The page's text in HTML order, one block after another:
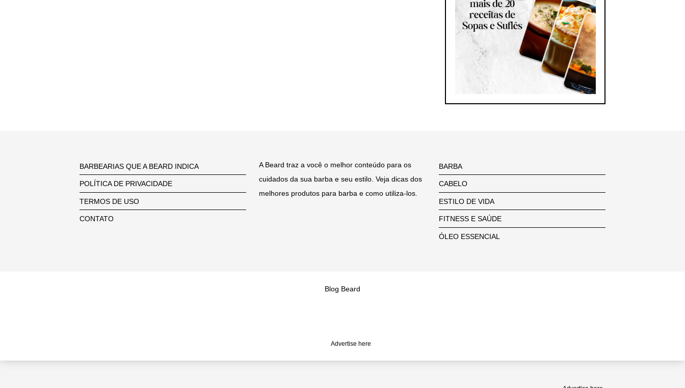
BARBEARIAS QUE A BEARD INDICA
POLÍTICA DE PRIVACIDADE
TERMOS DE USO
CONTATO
A Beard traz a você o melhor conteúdo para os
cuidados da sua barba e seu estilo. Veja dicas dos
melhores produtos para barba e como utiliza-los.
BARBA
CABELO
ESTILO DE VIDA
FITNESS E SAÚDE
ÓLEO ESSENCIAL
Blog Beard
Advertise here